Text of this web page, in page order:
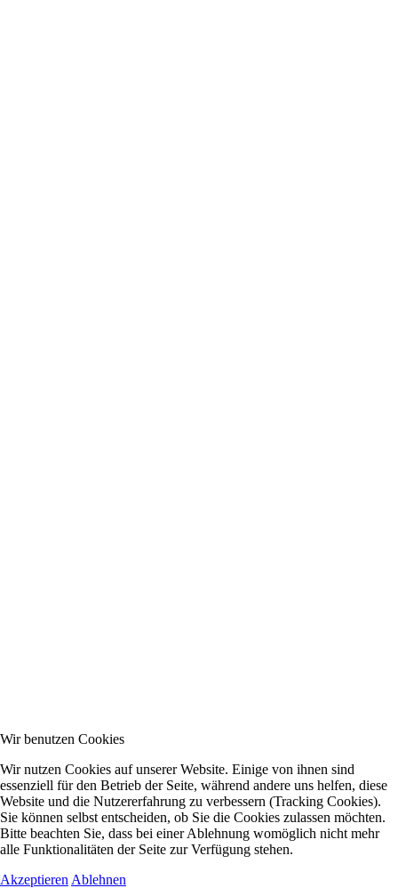
Wir benutzen Cookies
Wir nutzen Cookies auf unserer Website. Einige von ihnen sind
essenziell für den Betrieb der Seite, während andere uns helfen, diese
Website und die Nutzererfahrung zu verbessern (Tracking Cookies).
Sie können selbst entscheiden, ob Sie die Cookies zulassen möchten.
Bitte beachten Sie, dass bei einer Ablehnung womöglich nicht mehr
alle Funktionalitäten der Seite zur Verfügung stehen.
Akzeptieren Ablehnen